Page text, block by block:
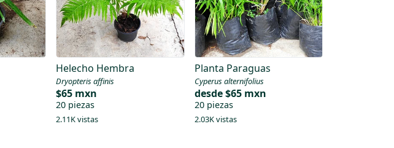
Helecho Hembra
Dryopteris affinis
$65 mxn
20 piezas
2.11K vistas
Planta Paraguas
Cyperus alternifolius
desde$65 mxn
20 piezas
2.03K vistas